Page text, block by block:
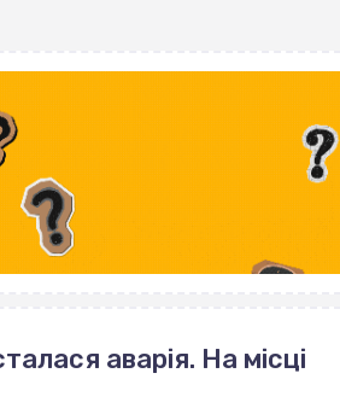
аварія. На місці